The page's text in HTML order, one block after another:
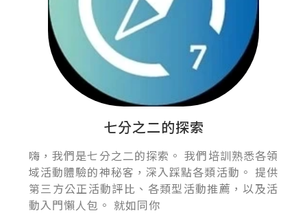
七分之二的探索
嗨，我們是七分之二的探索。 我們培訓熟悉各領
域活動體驗的神秘客，深入踩點各類活動。 提供
第三方公正活動評比、各類型活動推薦，以及活
動入門懶人包。 就如同你